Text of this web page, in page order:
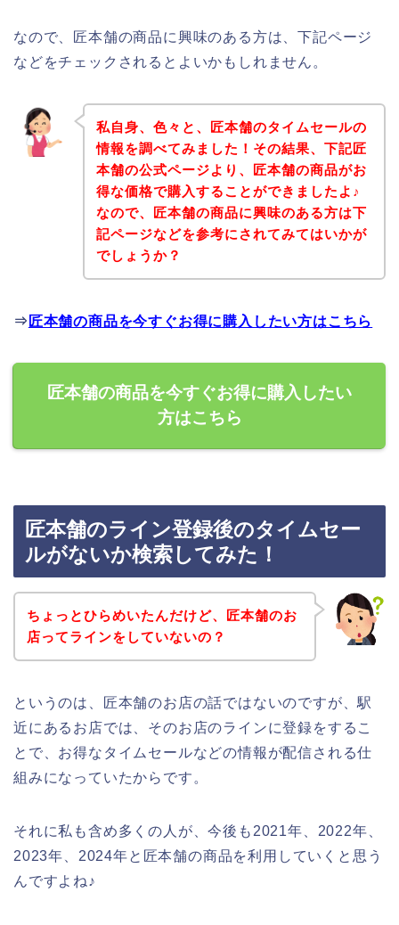
なので、匠本舗の商品に興味のある方は、下記ページ
などをチェックされるとよいかもしれません。
私自身、色々と、匠本舗のタイムセールの
情報を調べてみました！その結果、下記匠
本舗の公式ページより、匠本舗の商品がお
得な価格で購入することができましたよ♪
なので、匠本舗の商品に興味のある方は下
記ページなどを参考にされてみてはいかが
でしょうか？
⇒ 匠本舗の商品を今すぐお得に購入したい方はこちら
匠本舗の商品を今すぐお得に購入したい
方はこちら
匠本舗のライン登録後のタイムセー
ルがないか検索してみた！
ちょっとひらめいたんだけど、匠本舗のお
店ってラインをしていないの？
というのは、匠本舗のお店の話ではないのですが、駅
近にあるお店では、そのお店のラインに登録をするこ
とで、お得なタイムセールなどの情報が配信される仕
組みになっていたからです。
それに私も含め多くの人が、今後も2021年、2022年、
2023年、2024年と匠本舗の商品を利用していくと思う
んですよね♪